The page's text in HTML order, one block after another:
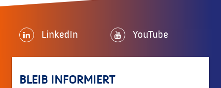
LinkedIn YouTube
BLEIB INFORMIERT